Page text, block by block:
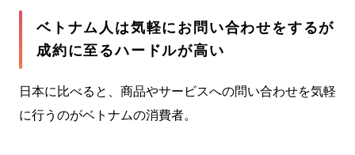
ベトナム人は気軽にお問い合わせをするが
成約に至るハードルが高い
日本に比べると、商品やサービスへの問い合わせを気軽
に行うのがベトナムの消費者。